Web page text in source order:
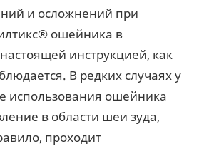
и осложнений при
ошейника в
настоящей инструкцией, как
В редких случаях у
использования ошейника
в области шеи зуда,
проходит